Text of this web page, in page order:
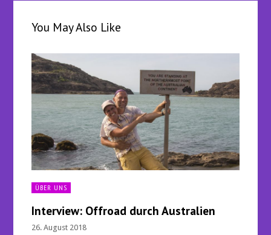
You May Also Like
ÜBER UNS
Interview: Offroad durch Australien
26. August 2018